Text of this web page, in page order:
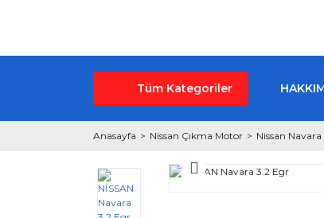
Tüm Kategoriler
Anasayfa Nissan Çıkma Motor Nissan